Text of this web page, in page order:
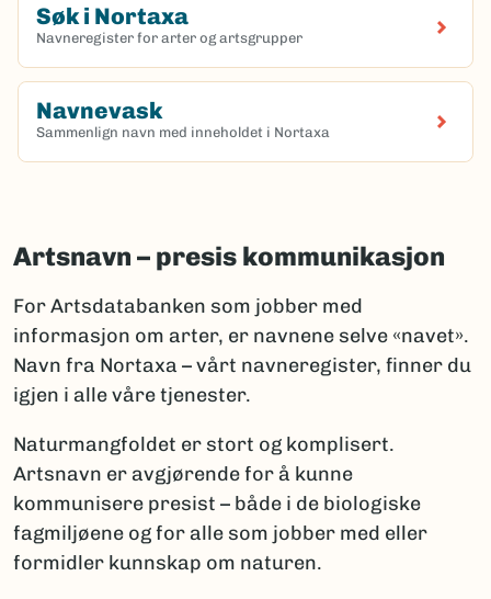
Søk i Nortaxa
Navneregister for arter og artsgrupper
Navnevask
Sammenlign navn med inneholdet i Nortaxa
Artsnavn – presis kommunikasjon
For Artsdatabanken som jobber med
informasjon om arter, er navnene selve «navet».
Navn fra Nortaxa – vårt navneregister, finner du
igjen i alle våre tjenester.
Naturmangfoldet er stort og komplisert.
Artsnavn er avgjørende for å kunne
kommunisere presist – både i de biologiske
fagmiljøene og for alle som jobber med eller
formidler kunnskap om naturen.